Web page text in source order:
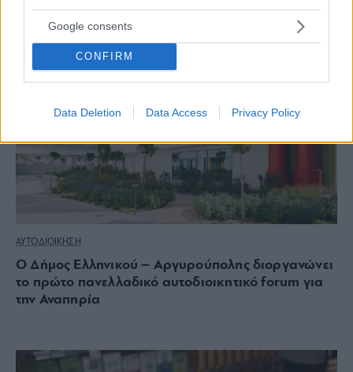
Google consents
CONFIRM
Data Deletion Data Access Privacy Policy
ΑΥΤΟΔΙΟΙΚΗΣΗ
Ο Δήμος Ελληνικού – Αργυρούπολης διοργανώνει
το πρώτο πανελλαδικό αυτοδιοικητικό forum για
την Αναπηρία